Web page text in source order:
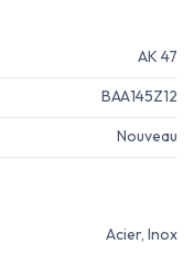
AK 47
BAA145Z12
Nouveau
Acier, Inox